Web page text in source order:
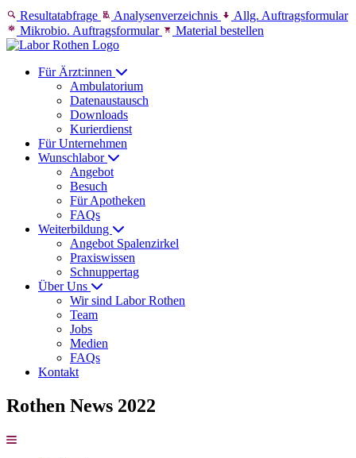
Skip to content
Resultatabfrage Analysenverzeichnis
Allg. Auftragsformular
Mikrobio. Auftragsformular
Material bestellen
Für Ärzt:innen
Ambulatorium
Datenaustausch
Downloads
Kurierdienst
Für Unternehmen
Wunschlabor
Angebot
Besuch
Für Apotheken
FAQs
Weiterbildung
Angebot Spalenzirkel
Praxiswissen
Schnuppertag
Über Uns
Wir sind Labor Rothen
Team
Jobs
Medien
FAQs
Kontakt
Rothen News 2022